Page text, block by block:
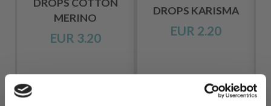
DROPS COTTON
MERINO
EUR 3.20
DROPS KARISMA
EUR 2.20
Alle Optionen